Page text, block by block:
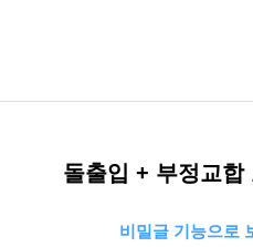
돌출입 + 부정교
비밀글 기능으로